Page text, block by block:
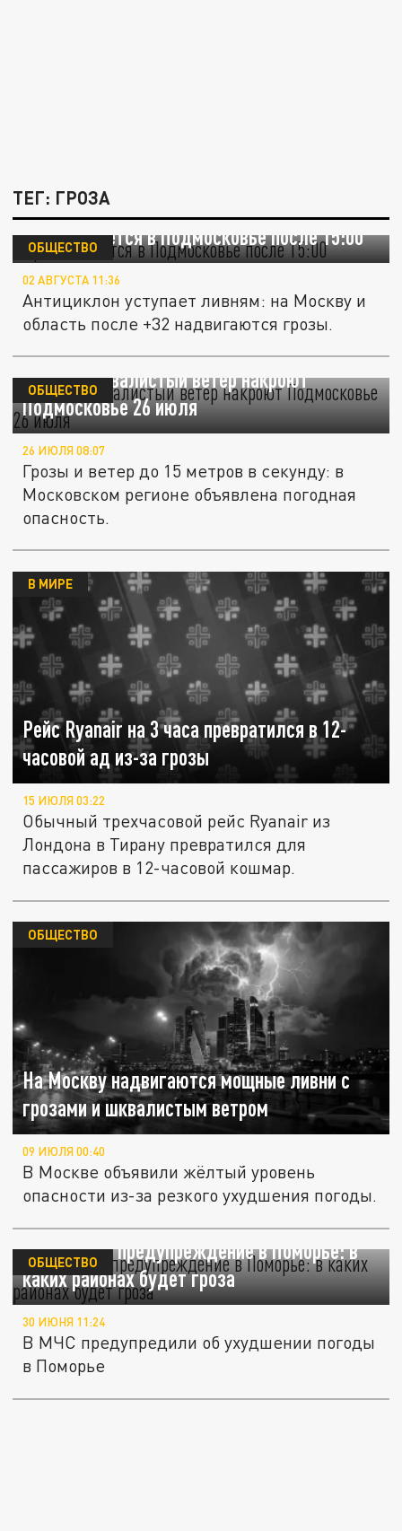
ТЕГ: ГРОЗА
Гроза начнётся в Подмосковье после 15:00
ОБЩЕСТВО
02 АВГУСТА 11:36
Антициклон уступает ливням: на Москву и
область после +32 надвигаются грозы.
Грозы и шквалистый ветер накроют
Подмосковье 26 июля
ОБЩЕСТВО
26 ИЮЛЯ 08:07
Грозы и ветер до 15 метров в секунду: в
Московском регионе объявлена погодная
опасность.
Рейс Ryanair на 3 часа превратился в 12-
часовой ад из-за грозы
В МИРЕ
15 ИЮЛЯ 03:22
Обычный трехчасовой рейс Ryanair из
Лондона в Тирану превратился для
пассажиров в 12-часовой кошмар.
На Москву надвигаются мощные ливни с
грозами и шквалистым ветром
ОБЩЕСТВО
09 ИЮЛЯ 00:40
В Москве объявили жёлтый уровень
опасности из-за резкого ухудшения погоды.
Экстренное предупреждение в Поморье: в
каких районах будет гроза
ОБЩЕСТВО
30 ИЮНЯ 11:24
В МЧС предупредили об ухудшении погоды
в Поморье